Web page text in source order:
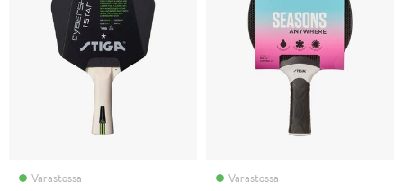
Varastossa Varastossa